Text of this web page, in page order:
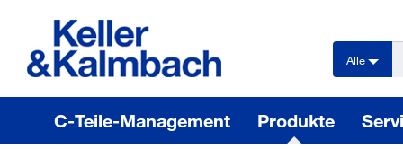
Alle
C-Teile-Management Produkte